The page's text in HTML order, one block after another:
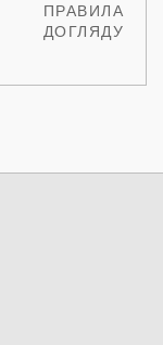
ПРАВИЛА
ДОГЛЯДУ